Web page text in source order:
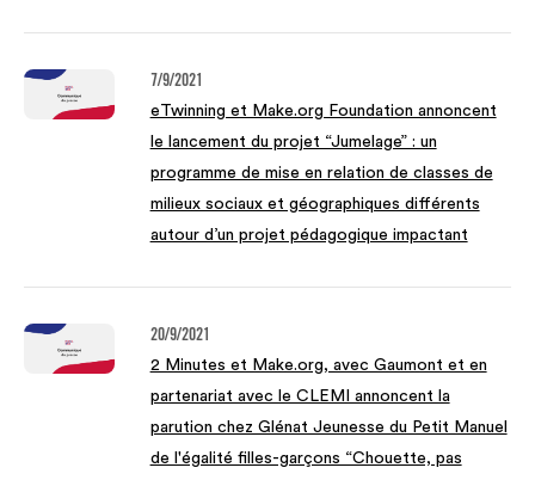
7/9/2021
eTwinning et Make.org Foundation annoncent
le lancement du projet “Jumelage” : un
programme de mise en relation de classes de
milieux sociaux et géographiques différents
autour d’un projet pédagogique impactant
20/9/2021
2 Minutes et Make.org, avec Gaumont et en
partenariat avec le CLEMI annoncent la
parution chez Glénat Jeunesse du Petit Manuel
de l'égalité filles-garçons “Chouette, pas